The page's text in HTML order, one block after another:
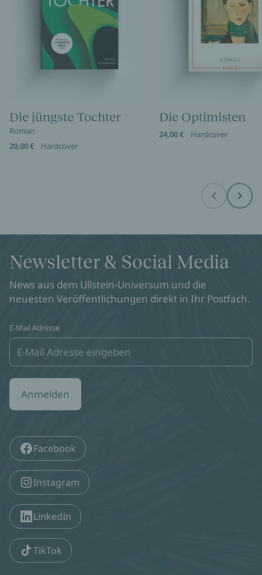
Die jüngste Tochter
Roman
20,00 €
Hardcover
Die Optimisten
24,00 € Hardcover
Before Next
Newsletter & Social Media
News aus dem Ullstein-Universum und die
neuesten Veröffentlichungen direkt in Ihr Postfach.
E-Mail Adresse
Anmelden
Facebook
Instagram
LinkedIn
TikTok